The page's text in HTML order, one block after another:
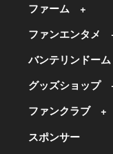
ファーム
ファンエンタメ
バンテリンドーム
グッズショップ
ファンクラブ
スポンサー